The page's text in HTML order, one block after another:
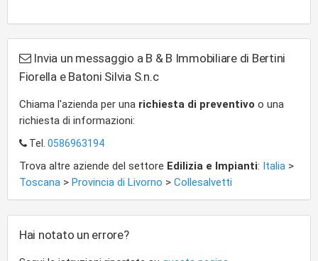
Invia un messaggio a B & B Immobiliare di Bertini
Fiorella e Batoni Silvia S.n.c
Chiama l'azienda per una richiesta di preventivo o una
richiesta di informazioni:
Tel. 0586963194
Trova altre aziende del settore Edilizia e Impianti: Italia >
Toscana > Provincia di Livorno > Collesalvetti
Hai notato un errore?